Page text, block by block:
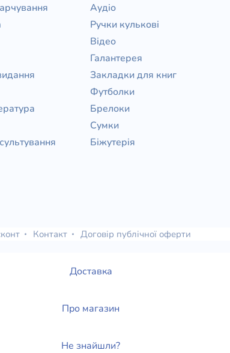
Аудіо
Ручки кулькові
Відео
Галантерея
Закладки для книг
Футболки
Брелоки
Сумки
Біжутерія
Контакт Договір публічної оферти
Доставка
Про магазин
Не знайшли?